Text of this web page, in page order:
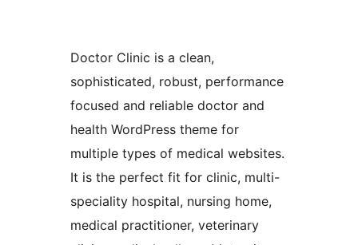
Doctor Clinic is a clean,
sophisticated, robust, performance
focused and reliable doctor and
health WordPress theme for
multiple types of medical websites.
It is the perfect fit for clinic, multi-
speciality hospital, nursing home,
medical practitioner, veterinary